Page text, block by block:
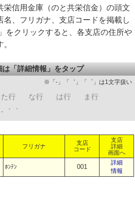
栄信用金庫（のと共栄信金）の頭文
名、フリガナ、支店コードを掲載し
をクリックすると、各支店の住所や
は「詳細情報」をタップ
※「-」「゛」「゜」は1文字扱い
た行 な行 は行
ま行
-゛゜
フリガナ
支店
コード
支店
詳細
画面へ
ﾎﾝﾃﾝ 001
詳細
情報